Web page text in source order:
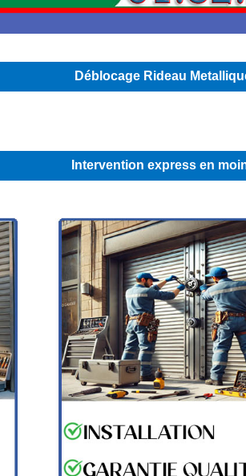
Déblocage Rideau
Intervention express en